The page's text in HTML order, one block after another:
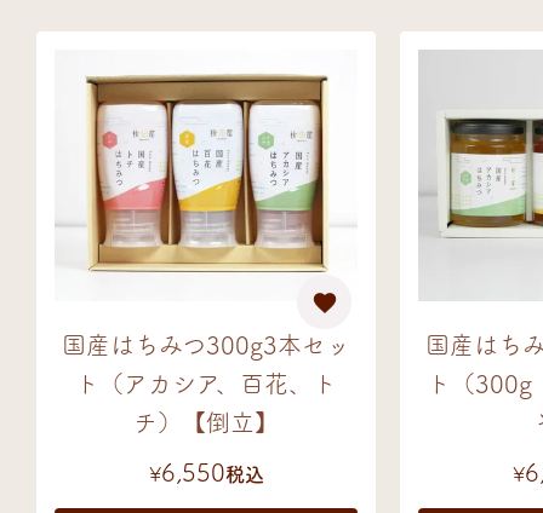
国産はちみつ300g3本セッ
ト（アカシア、百花、ト
チ）【倒立】
¥6,550税込
国産はち
ト（
¥